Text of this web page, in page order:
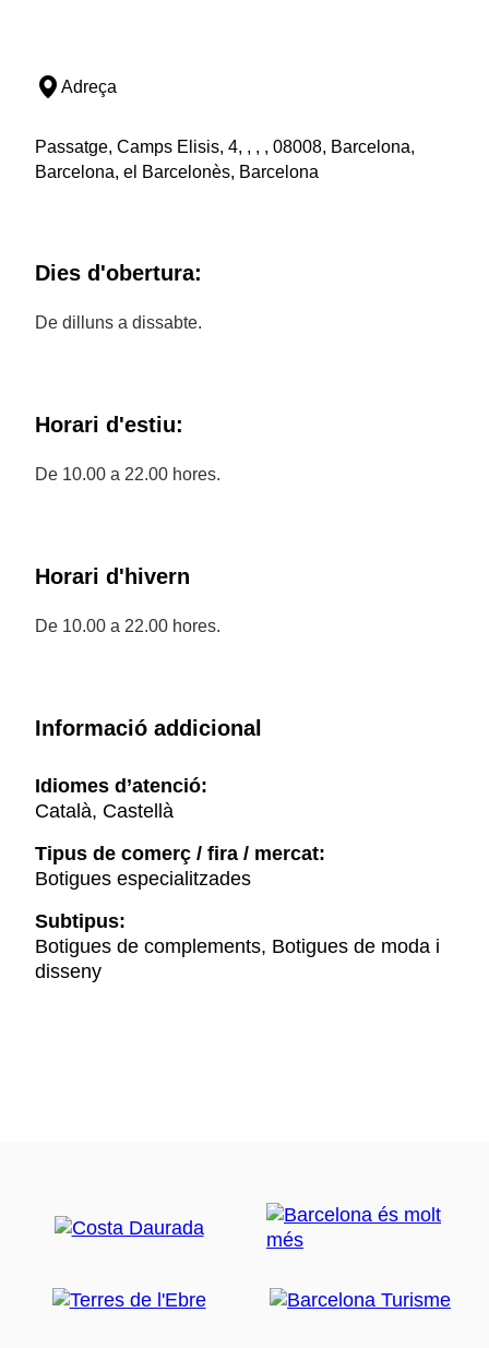
Adreça
Passatge, Camps Elisis, 4, , , , 08008, Barcelona,
Barcelona, el Barcelonès, Barcelona
Dies d'obertura:
De dilluns a dissabte.
Horari d'estiu:
De 10.00 a 22.00 hores.
Horari d'hivern
De 10.00 a 22.00 hores.
Informació addicional
Idiomes d’atenció:
Català, Castellà
Tipus de comerç / fira / mercat:
Botigues especialitzades
Subtipus:
Botigues de complements, Botigues de moda i
disseny